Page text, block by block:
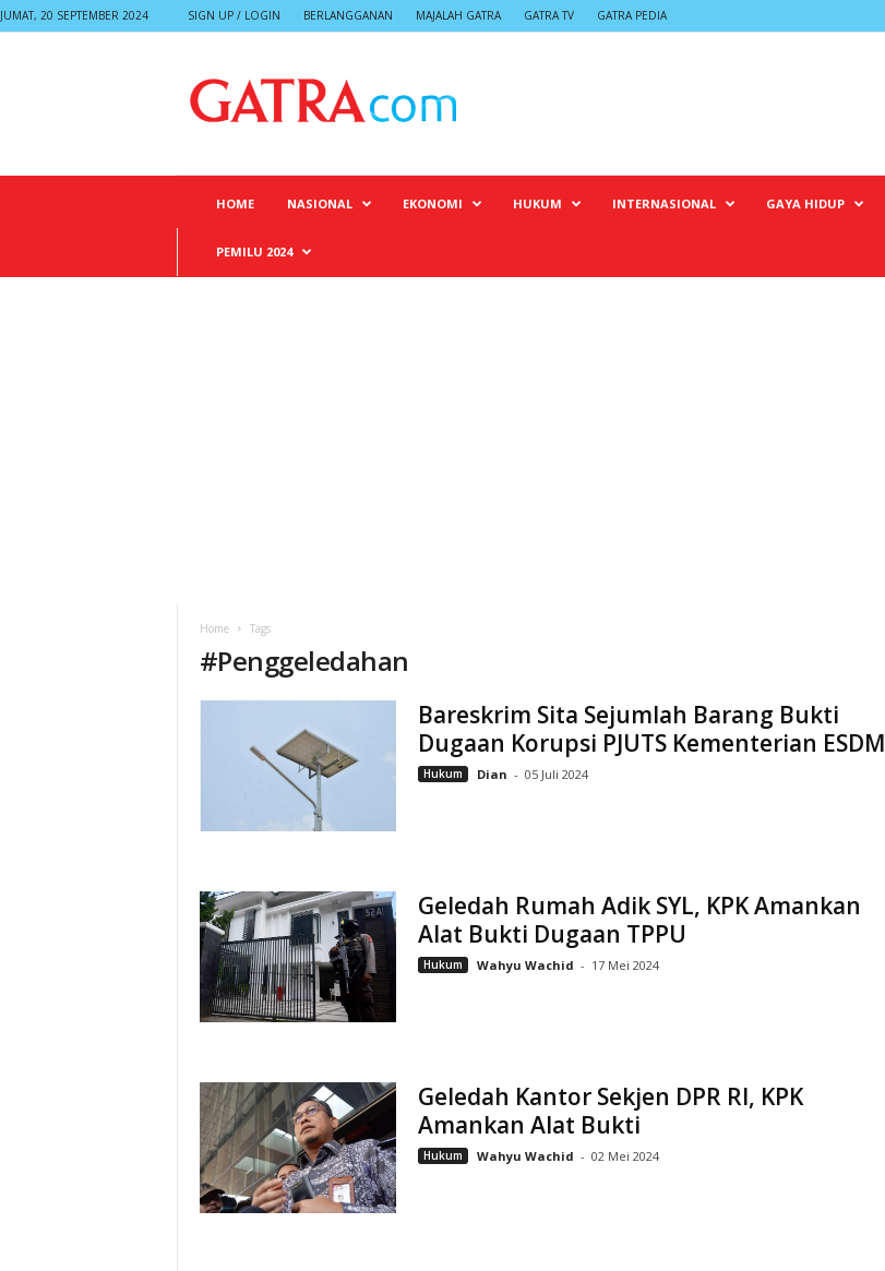
JUMAT, 20 SEPTEMBER 2024 SIGN UP / LOGIN BERLANGGANAN MAJALAH GATRA GATRA TV GATRA PEDIA
HOME NASIONAL EKONOMI HUKUM INTERNASIONAL GAYA HIDUP
PEMILU 2024
Home Tags
#Penggeledahan
Bareskrim Sita Sejumlah Barang Bukti
Dugaan Korupsi PJUTS Kementerian ESDM
Hukum Dian - 05 Juli 2024
Geledah Rumah Adik SYL, KPK Amankan
Alat Bukti Dugaan TPPU
Hukum Wahyu Wachid - 17 Mei 2024
Geledah Kantor Sekjen DPR RI, KPK
Amankan Alat Bukti
Hukum Wahyu Wachid - 02 Mei 2024